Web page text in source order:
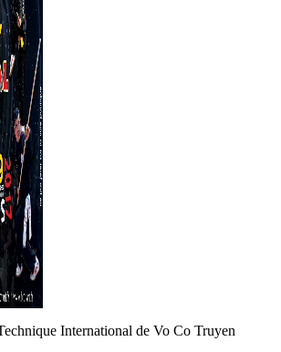
International de Vo Co Truyen